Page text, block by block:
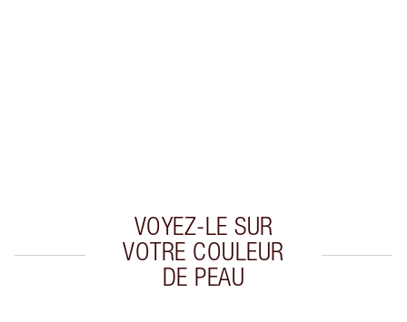
VOYEZ-LE SUR
VOTRE COULEUR
DE PEAU